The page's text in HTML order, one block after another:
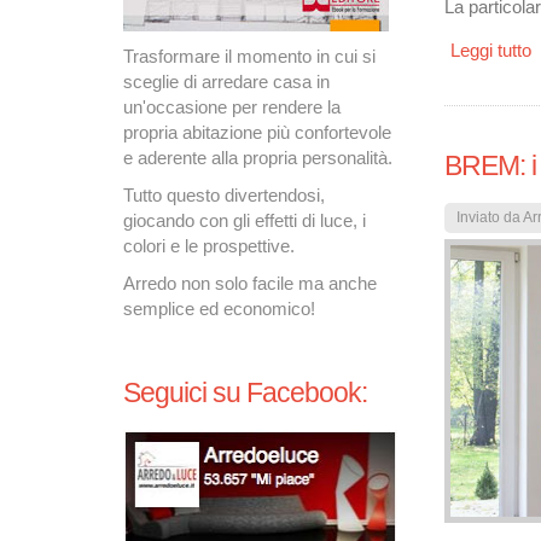
Trasformare il momento in cui si
sceglie di arredare casa in
un'occasione per rendere la
propria abitazione più confortevole
e aderente alla propria personalità.
Tutto questo divertendosi,
giocando con gli effetti di luce, i
colori e le prospettive.
Arredo non solo facile ma anche
semplice ed economico!
Seguici su Facebook:
La
Leggi tutto
BREM:
Inviato da